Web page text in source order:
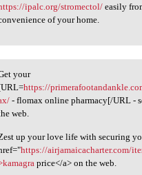
ipalc.org/stromectol/easily
of your home.
your [URL=https:/
your
https://
- flomax online pharmacy[/URL -
web.
up your love life with securing
https://airjamaicacharter.com/
price</a> on the web.